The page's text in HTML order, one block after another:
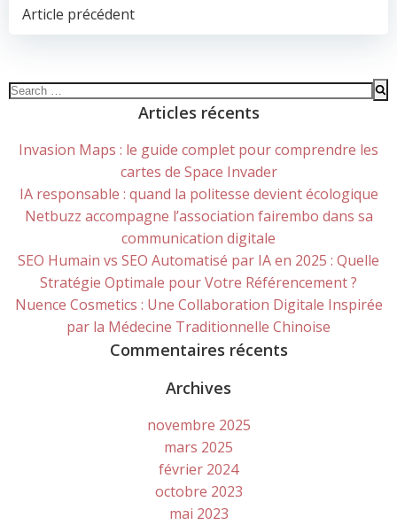
POST
Article précédent
Search
Articles récents
Invasion Maps : le guide complet pour comprendre les
cartes de Space Invader
IA responsable : quand la politesse devient écologique
Netbuzz accompagne l’association fairembo dans sa
communication digitale
SEO Humain vs SEO Automatisé par IA en 2025 : Quelle
Stratégie Optimale pour Votre Référencement ?
Nuence Cosmetics : Une Collaboration Digitale Inspirée
par la Médecine Traditionnelle Chinoise
Commentaires récents
Archives
novembre 2025
mars 2025
février 2024
octobre 2023
mai 2023